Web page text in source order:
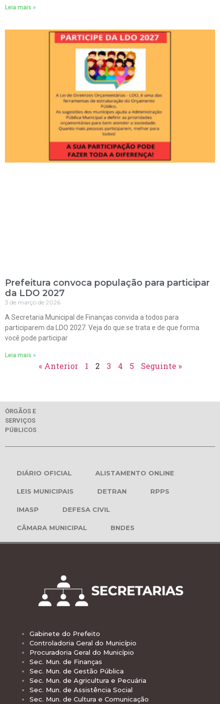
Leia mais »
Prefeitura convoca população para participar
da LDO 2027
3 de março de 2026
A Secretaria Municipal de Finanças convida a todos para
participarem da LDO 2027. Veja do que se trata e de que forma
você pode participar
Leia mais »
« Anterior 1 2 3 4 5 Seguinte »
ÓRGÃOS E
SERVIÇOS
PÚBLICOS
DIÁRIO OFICIAL ALISTAMENTO ONLINE
LEIS MUNICIPAIS DETRAN RPPS
IMASP DEFESA CIVIL
CÂMARA MUNICIPAL BNDES
Gabinete do Prefeito
Controladoria Geral do Município
Procuradoria Geral do Município
Sec. Mun. de Finanças
Sec. Mun. de Gestão Pública
Sec. Mun. de Agricultura e Pecuária
Sec. Mun. de Assistência Social
Sec. Mun. de Cultura e Comunicação